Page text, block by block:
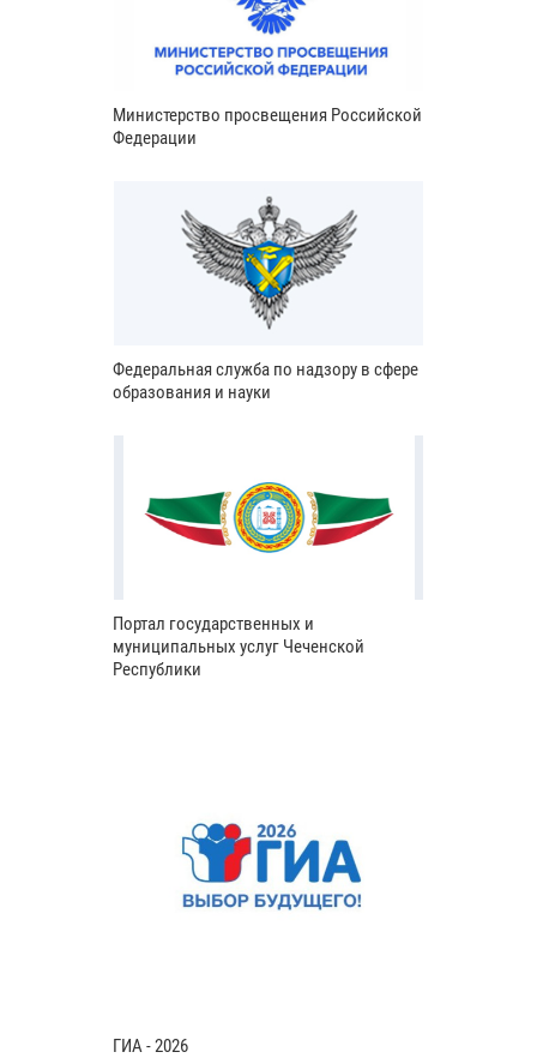
Министерство просвещения Российской
Федерации
Федеральная служба по надзору в сфере
образования и науки
Портал государственных и
муниципальных услуг Чеченской
Республики
ГИА - 2026